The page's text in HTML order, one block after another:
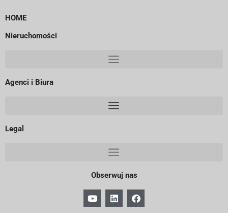
HOME
Nieruchomości
Agenci i Biura
Legal
Obserwuj nas